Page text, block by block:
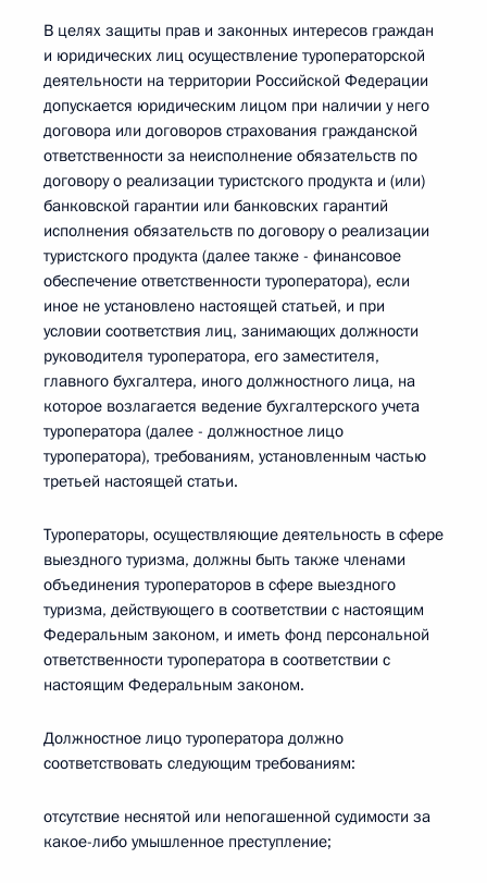
В целях защиты прав и законных интересов граждан
и юридических лиц осуществление туроператорской
деятельности на территории Российской Федерации
допускается юридическим лицом при наличии у него
договора или договоров страхования гражданской
ответственности за неисполнение обязательств по
договору о реализации туристского продукта и (или)
банковской гарантии или банковских гарантий
исполнения обязательств по договору о реализации
туристского продукта (далее также - финансовое
обеспечение ответственности туроператора), если
иное не установлено настоящей статьей, и при
условии соответствия лиц, занимающих должности
руководителя туроператора, его заместителя,
главного бухгалтера, иного должностного лица, на
которое возлагается ведение бухгалтерского учета
туроператора (далее - должностное лицо
туроператора), требованиям, установленным частью
третьей настоящей статьи.
Туроператоры, осуществляющие деятельность в сфере
выездного туризма, должны быть также членами
объединения туроператоров в сфере выездного
туризма, действующего в соответствии с настоящим
Федеральным законом, и иметь фонд персональной
ответственности туроператора в соответствии с
настоящим Федеральным законом.
Должностное лицо туроператора должно
соответствовать следующим требованиям:
отсутствие неснятой или непогашенной судимости за
какое-либо умышленное преступление;